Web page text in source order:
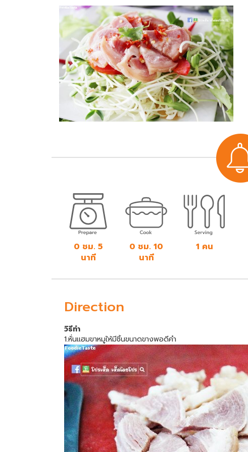
0 ชม. 5
นาที
0 ชม. 10
นาที
1 คน
Direction
วิธีทำ
1.หั่นแฮมขาหมูให้มีชิ้นขนาดขางพอดีคำ